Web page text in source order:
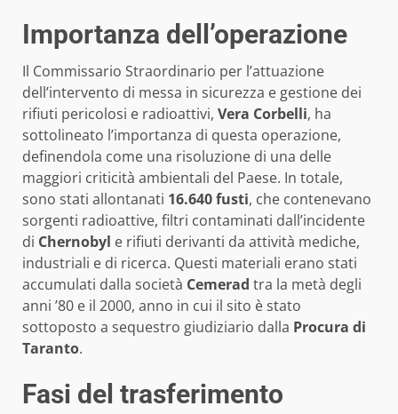
Importanza dell’operazione
Il Commissario Straordinario per l’attuazione
dell’intervento di messa in sicurezza e gestione dei
rifiuti pericolosi e radioattivi, Vera Corbelli, ha
sottolineato l’importanza di questa operazione,
definendola come una risoluzione di una delle
maggiori criticità ambientali del Paese. In totale,
sono stati allontanati 16.640 fusti, che contenevano
sorgenti radioattive, filtri contaminati dall’incidente
di Chernobyl e rifiuti derivanti da attività mediche,
industriali e di ricerca. Questi materiali erano stati
accumulati dalla società Cemerad tra la metà degli
anni ’80 e il 2000, anno in cui il sito è stato
sottoposto a sequestro giudiziario dalla Procura di
Taranto.
Fasi del trasferimento